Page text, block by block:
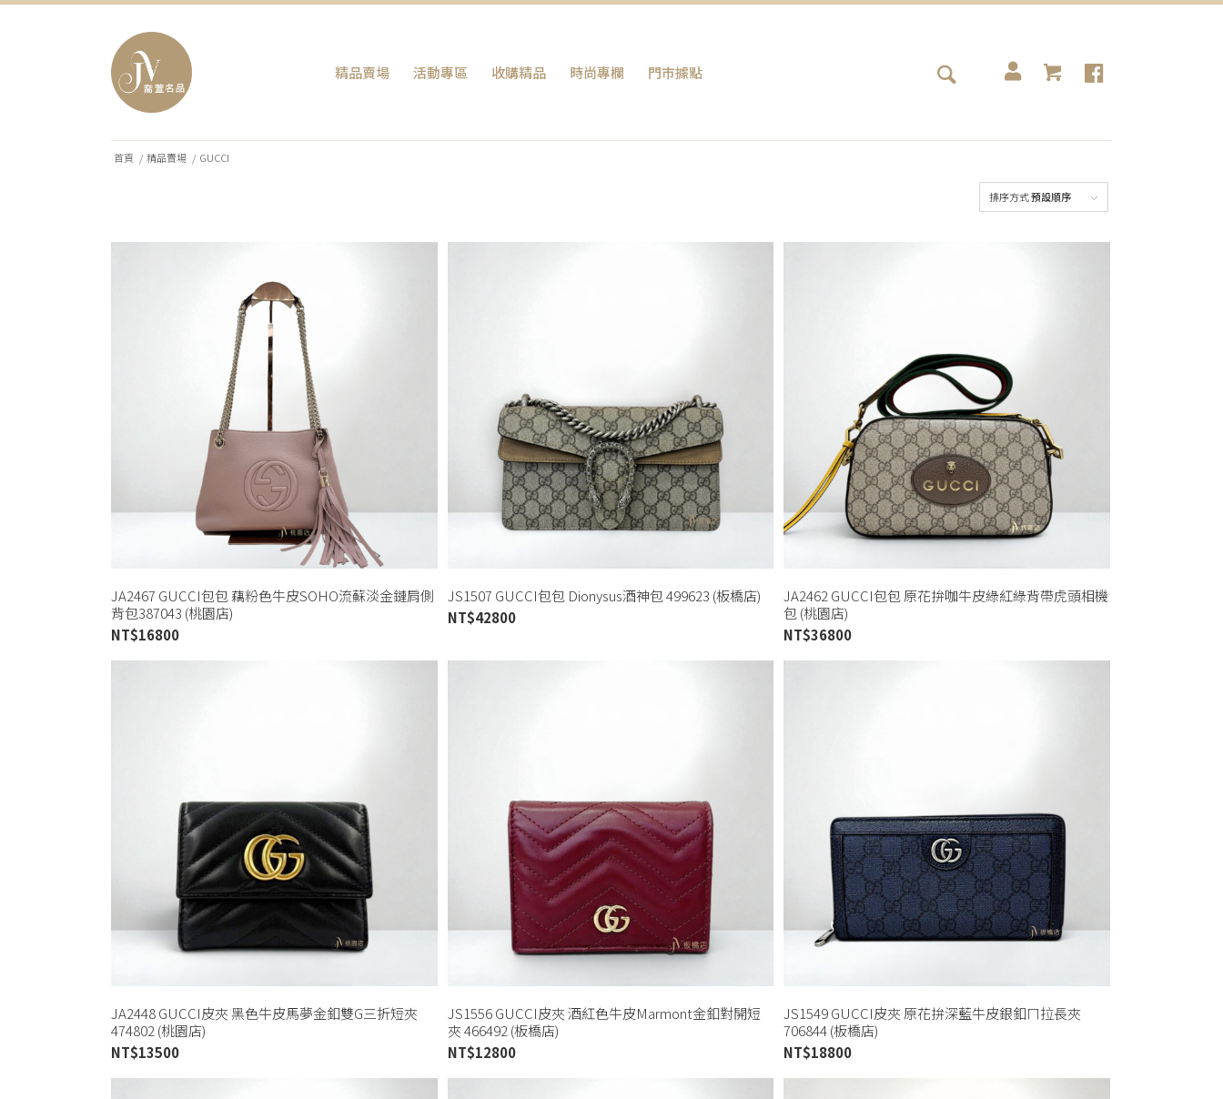
精品賣場 活動專區 收購精品 時尚專欄 門巿據點
首頁 / 精品賣場 / GUCCI
排序方式預設順序
JA2467 GUCCI包包 藕粉色牛皮SOHO流蘇淡金鏈肩側
背包387043 (桃園店)
NT$16800
JS1507 GUCCI包包 Dionysus酒神包 499623 (板橋店)
NT$42800
JA2462 GUCCI包包 原花拚咖牛皮綠紅綠背帶虎頭相機
包 (桃園店)
NT$36800
JA2448 GUCCI皮夾 黑色牛皮馬夢金釦雙G三折短夾
474802 (桃園店)
NT$13500
JS1556 GUCCI皮夾 酒紅色牛皮Marmont金釦對開短
夾 466492 (板橋店)
NT$12800
JS1549 GUCCI皮夾 原花拚深藍牛皮銀釦ㄇ拉長夾
706844 (板橋店)
NT$18800